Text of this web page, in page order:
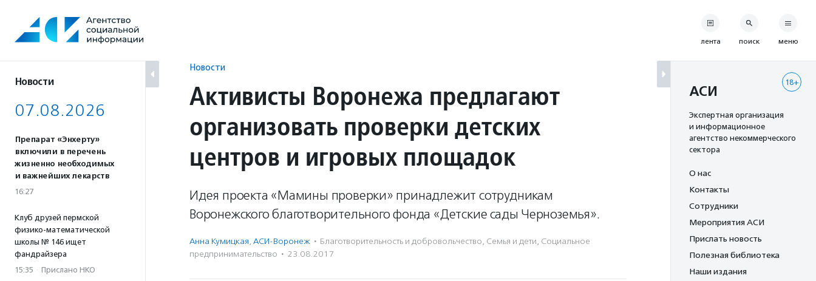
содержанию
Новости
07.08.2026
Препарат «Энхерту»
включили в перечень
жизненно необходимых
и важнейших лекарств
16:27
Клуб друзей пермской
физико-математической
школы № 146 ищет
фандрайзера
15:35 · Прислано НКО
Новости
Активисты Воронежа предлагают
организовать проверки детских
центров и игровых площадок
Идея проекта «Мамины проверки» принадлежит сотрудникам
Воронежского благотворительного фонда «Детские сады Черноземья».
Анна Кумицкая, АСИ-Воронеж · Благотвори­тель­ность и доброволь­чест­во, Семья и дети, Социальное
предпри­нима­тель­ство · 23.08.2017
лента поиск меню
18+
АСИ
Экспертная организация
и информационное
агентство некоммерческого
сектора
О нас
Контакты
Сотрудники
Мероприятия АСИ
Прислать новость
Полезная библиотека
Наши издания